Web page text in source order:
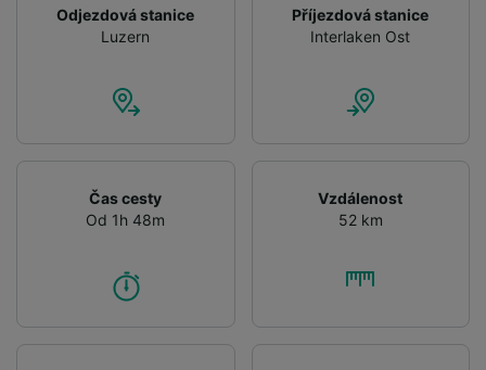
Odjezdová stanice
Luzern
Příjezdová stanice
Interlaken Ost
Čas cesty
Od 1h 48m
Vzdálenost
52 km